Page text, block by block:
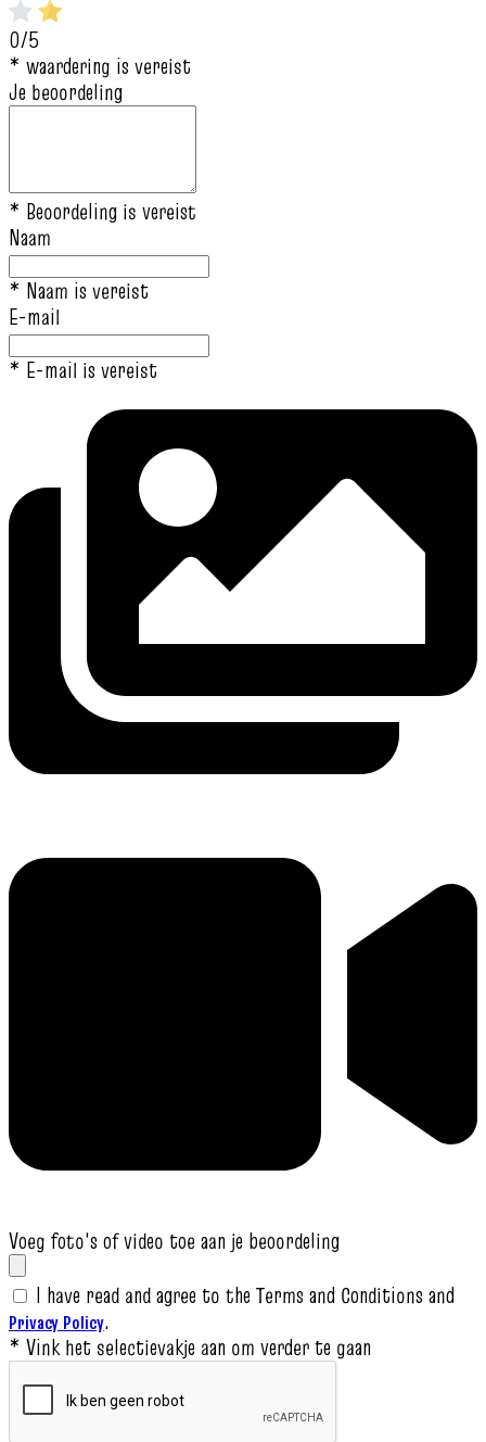
0/5
* waardering is vereist
Je beoordeling
* Beoordeling is vereist
Naam
* Naam is vereist
E-mail
* E-mail is vereist
Voeg foto's of video toe aan je beoordeling
I have read and agree to the Terms and Conditions and
Privacy Policy.
* Vink het selectievakje aan om verder te gaan